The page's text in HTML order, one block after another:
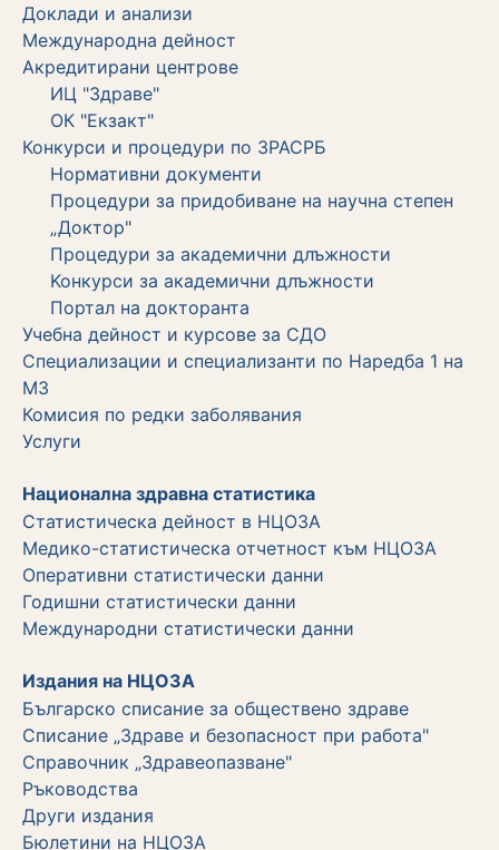
Доклади и анализи
Международна дейност
Акредитирани центрове
ИЦ "Здраве"
ОК "Екзакт"
Конкурси и процедури по ЗРАСРБ
Нормативни документи
Процедури за придобиване на научна степен
„Доктор"
Процедури за академични длъжности
Koнкурси за академични длъжности
Портал на докторанта
Учебна дейност и курсове за СДО
Специализации и специализанти по Наредба 1 на
МЗ
Комисия по редки заболявания
Услуги
Национална здравна статистика
Статистическа дейност в НЦОЗА
Медико-статистическа отчетност към НЦОЗА
Оперативни статистически данни
Годишни статистически данни
Международни статистически данни
Издания на НЦОЗА
Българско списание за обществено здраве
Списание „Здраве и безопасност при работа"
Справочник „Здравеопазване"
Ръководства
Други издания
Бюлетини на НЦОЗА